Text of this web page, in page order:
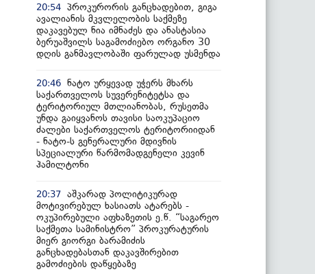
20:54 პროკურორის განცხადებით, გიგა
ავალიანის მკვლელობის საქმეზე
დაკავებულ ნია იმნაძეს და ანასტასია
ბერუაშვილს საგამოძიებო ორგანო 30
დღის განმავლობაში ფარულად უსმენდა
20:46 ნატო ურყევად უჭერს მხარს
საქართველოს სუვერენიტეტსა და
ტერიტორიულ მთლიანობას, რუსეთმა
უნდა გაიყვანოს თავისი საოკუპაციო
ძალები საქართველოს ტერიტორიიდან
- ნატო-ს გენერალური მდივნის
სპეციალური წარმომადგენელი კევინ
ჰამილტონი
20:37 აშკარად პოლიტიკურად
მოტივირებულ ხასიათს ატარებს -
ოკუპირებული აფხაზეთის ე.წ. “საგარეო
საქმეთა სამინისტრო” პროკურატურის
მიერ გიორგი ბარამიძის
განცხადებასთან დაკავშირებით
გამოძიების დაწყებაზე